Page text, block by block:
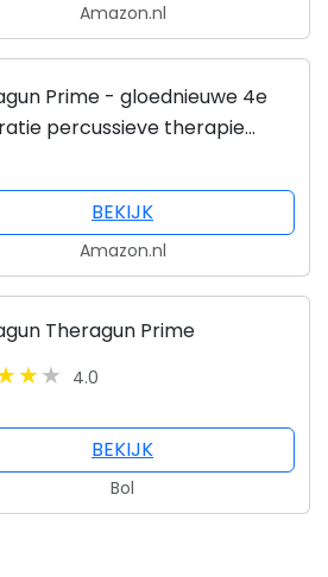
Amazon.nl
Prime - gloednieuwe 4e
percussieve therapie
pistool
BEKIJK
Amazon.nl
Theragun Prime
4.0
BEKIJK
Bol